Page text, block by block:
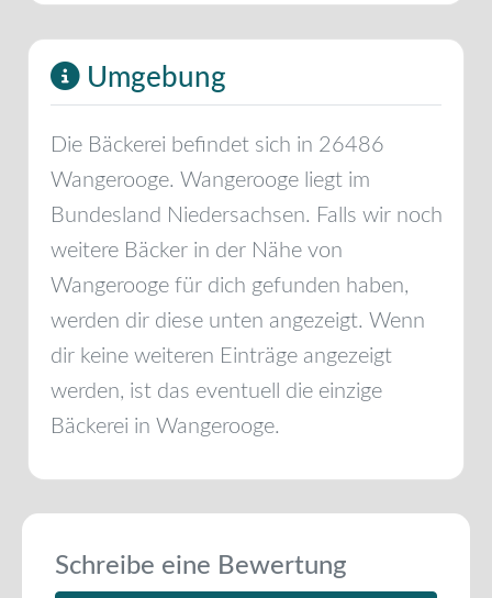
Umgebung
Die Bäckerei befindet sich in 26486
Wangerooge. Wangerooge liegt im
Bundesland Niedersachsen. Falls wir noch
weitere Bäcker in der Nähe von
Wangerooge für dich gefunden haben,
werden dir diese unten angezeigt. Wenn
dir keine weiteren Einträge angezeigt
werden, ist das eventuell die einzige
Bäckerei in Wangerooge.
Schreibe eine Bewertung